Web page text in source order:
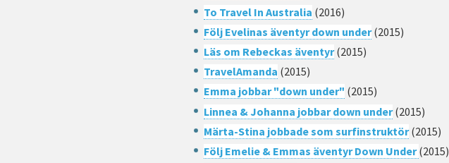
To Travel In Australia (2016)
Följ Evelinas äventyr down under(2015)
Läs om Rebeckas äventyr(2015)
TravelAmanda (2015)
Emma jobbar "down under" (2015)
Linnea & Johanna jobbar down under(2015)
Märta-Stina jobbade som surfinstruktör(2015)
Följ Emelie & Emmas äventyr Down Under(2015)